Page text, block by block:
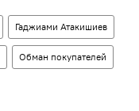
Гаджиами Атакишиев
Обман покупателей